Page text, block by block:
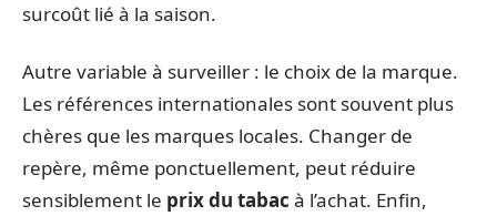
surcoût lié à la saison.
Autre variable à surveiller : le choix de la marque.
Les références internationales sont souvent plus
chères que les marques locales. Changer de
repère, même ponctuellement, peut réduire
sensiblement le prix du tabac à l’achat. Enfin,